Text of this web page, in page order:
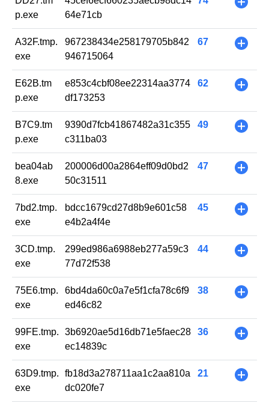
p.exe
64e71cb
A32F.tmp.
exe
967238434e258179705b842
946715064
67 +
E62B.tm
p.exe
e853c4cbf08ee22314aa3774
df173253
62 +
B7C9.tm
p.exe
9390d7fcb41867482a31c355
c311ba03
49 +
bea04ab
8.exe
200006d00a2864eff09d0bd2
50c31511
47 +
7bd2.tmp.
exe
bdcc1679cd27d8b9e601c58
e4b2a4f4e
45 +
3CD.tmp.
exe
299ed986a6988eb277a59c3
77d72f538
44 +
75E6.tmp.
exe
6bd4da60c0a7e5f1cfa78c6f9
ed46c82
38 +
99FE.tmp.
exe
3b6920ae5d16db71e5faec28
ec14839c
36 +
63D9.tmp.
exe
fb18d3a278711aa1c2aa810a
dc020fe7
21 +